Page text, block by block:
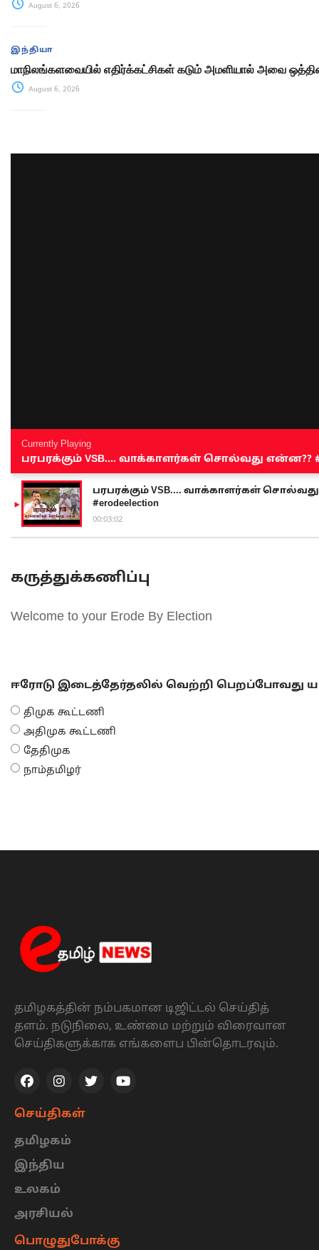
August 6, 2026
இந்தியா
மாநிலங்களவையில் எதிர்க்கட்சிகள் கடும் அமளியால் அவை
August 6, 2026
Currently Playing
பரபரக்கும் VSB.... வாக்காளர்கள் சொல்வது என்ன??
பரபரக்கும் VSB.... வாக்காளர்கள் சொல்வது
#erodeelection
00:03:02
கருத்துக்கணிப்பு
Welcome to your Erode By Election
ஈரோடு இடைத்தேர்தலில் வெற்றி பெறப்போவது
திமுக கூட்டணி
அதிமுக கூட்டணி
தேதிமுக
நாம்தமிழர்
தமிழகத்தின் நம்பகமான டிஜிட்டல் செய்தித்
தளம். நடுநிலை, உண்மை மற்றும் விரைவான
செய்திகளுக்காக எங்களைப பின்தொடரவும்.
செய்திகள்
தமிழகம்
இந்திய
உலகம்
அரசியல்
பொழுதுபோக்கு